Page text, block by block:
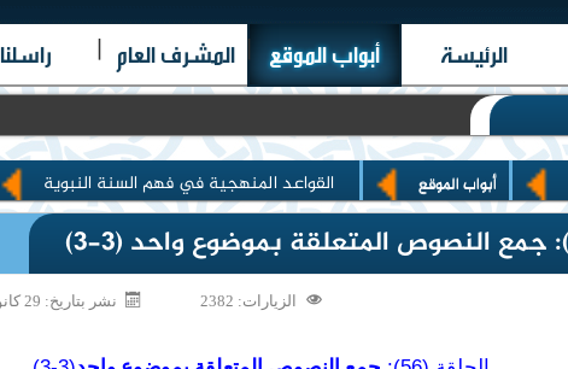
الرئيسة أبواب الموقع | المشرف العام | راسلنا
أبواب الموقع القواعد المنهجية في فهم السنة النبوية
نشر بتاريخ: 29 كانون1/ديسمبر 2015 الزيارات: 2382